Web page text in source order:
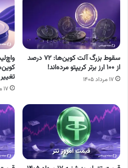
سقوط بزرگ آلت کوین‌ها: ۷۲ درصد
از ۱۰۰ ارز برتر کریپتو مرده‌اند!
۱۷ مرداد ۱۴۰۵
۱۷ مرداد ۱۴۰۵